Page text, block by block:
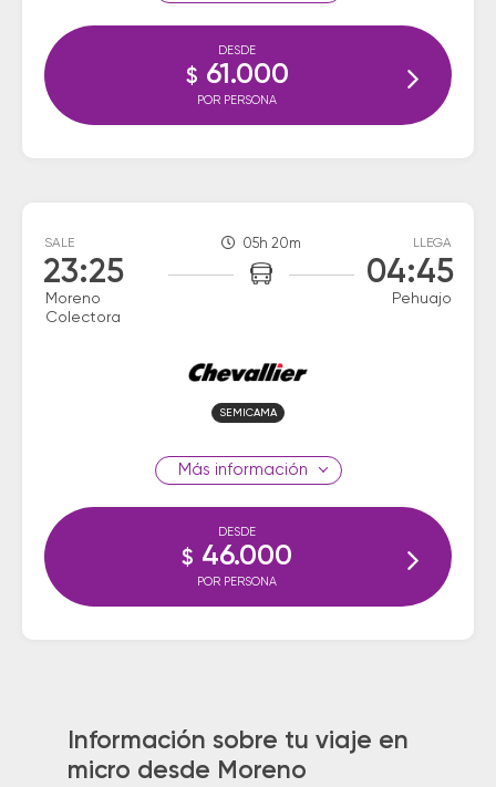
DESDE
$ 61.000
POR PERSONA
SALE
23:25
Moreno
Colectora
05h 20m LLEGA
04:45
Pehuajo
SEMICAMA
información
DESDE
$ 46.000
POR PERSONA
Información sobre tu viaje en
micro desde Moreno